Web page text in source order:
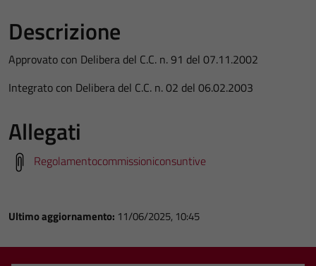
Descrizione
Approvato con Delibera del C.C. n. 91 del 07.11.2002
Integrato con Delibera del C.C. n. 02 del 06.02.2003
Allegati
Regolamentocommissioniconsuntive
Ultimo aggiornamento: 11/06/2025, 10:45